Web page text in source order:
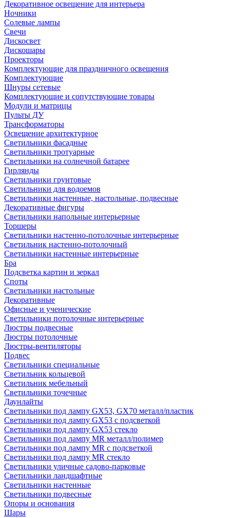
Декоративное освещение для интерьера
Ночники
Солевые лампы
Свечи
Дискосвет
Дискошары
Проекторы
Комплектующие для праздничного освещения
Комплектующие
Шнуры сетевые
Комплектующие и сопутствующие товары
Модули и матрицы
Пульты ДУ
Трансформаторы
Освещение архитектурное
Светильники фасадные
Светильники тротуарные
Светильники на солнечной батарее
Гирлянды
Светильники грунтовые
Светильники для водоемов
Светильники настенные, настольные, подвесные
Декоративные фигуры
Светильники напольные интерьерные
Торшеры
Светильники настенно-потолочные интерьерные
Светильник настенно-потолочный
Светильники настенные интерьерные
Бра
Подсветка картин и зеркал
Споты
Светильники настольные
Декоративные
Офисные и ученические
Светильники потолочные интерьерные
Люстры подвесные
Люстры потолочные
Люстры-вентиляторы
Подвес
Светильники специальные
Светильник кольцевой
Светильник мебельный
Светильники точечные
Даунлайты
Светильники под лампу GX53, GX70 металл/пластик
Светильники под лампу GX53 с подсветкой
Светильники под лампу GX53 стекло
Светильники под лампу MR металл/полимер
Светильники под лампу MR с подсветкой
Светильники под лампу MR стекло
Светильники уличные садово-парковые
Светильники ландшафтные
Светильники настенные
Светильники подвесные
Опоры и основания
Шары